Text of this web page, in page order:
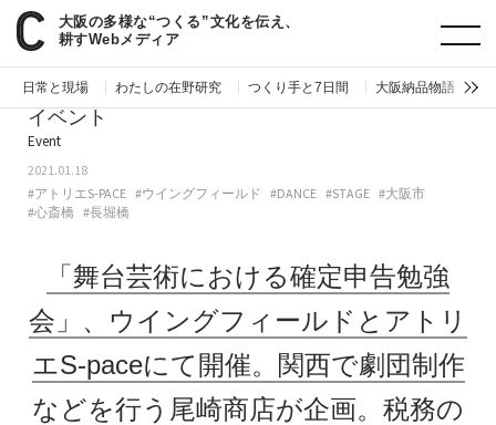
大阪の多様な“つくる”文化を伝え、
耕すWebメディア
日常と現場 わたしの在野研究 つくり手と7日間 大阪納品物語
paperC 今週のイベント
イベント
Event
2021.01.18
#アトリエS-PACE #ウイングフィールド #DANCE #STAGE #大阪市
#心斎橋 #長堀橋
「舞台芸術における確定申告勉強
会」、ウイングフィールドとアトリ
エS-paceにて開催。関西で劇団制作
などを行う尾崎商店が企画。税務の